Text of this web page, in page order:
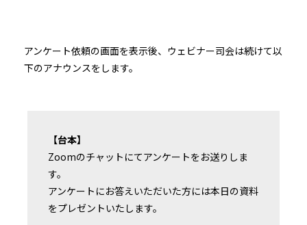
アンケート依頼の画面を表示後、ウェビナー司会は続けて以
下のアナウンスをします。
【台本】
Zoomのチャットにてアンケートをお送りしま
す。
アンケートにお答えいただいた方には本日の資料
をプレゼントいたします。